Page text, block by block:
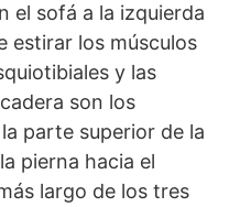
el sofá a la izquierda
estirar los músculos
y las
son los
parte superior de la
pierna hacia el
largo de los tres